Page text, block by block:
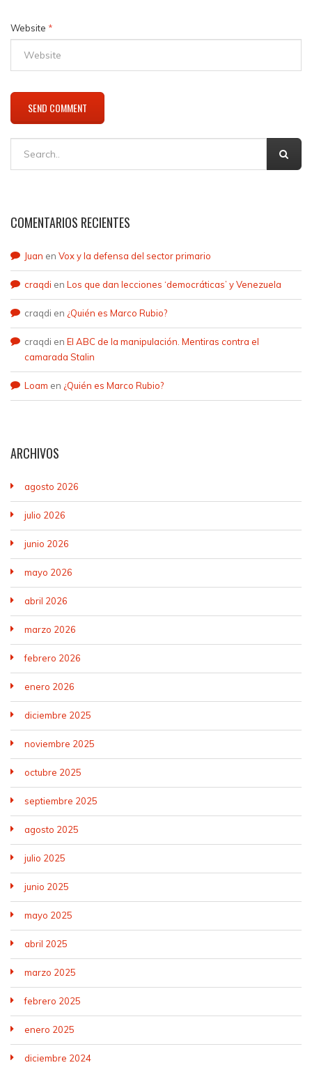
Website *
COMENTARIOS RECIENTES
Juan en Vox y la defensa del sector primario
craqdi en Los que dan lecciones ‘democráticas’ y Venezuela
craqdi en ¿Quién es Marco Rubio?
craqdi en El ABC de la manipulación. Mentiras contra el
camarada Stalin
Loam en ¿Quién es Marco Rubio?
ARCHIVOS
agosto 2026
julio 2026
junio 2026
mayo 2026
abril 2026
marzo 2026
febrero 2026
enero 2026
diciembre 2025
noviembre 2025
octubre 2025
septiembre 2025
agosto 2025
julio 2025
junio 2025
mayo 2025
abril 2025
marzo 2025
febrero 2025
enero 2025
diciembre 2024